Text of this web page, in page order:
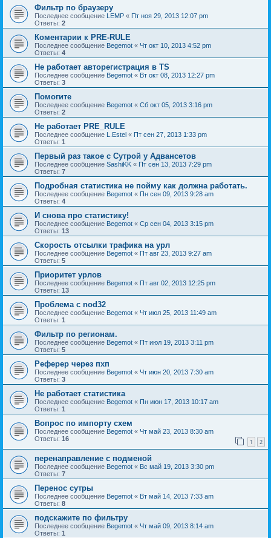
Фильтр по браузеру
Последнее сообщение LEMP « Пт ноя 29, 2013 12:07 pm
Ответы: 2
Коментарии к PRE-RULE
Последнее сообщение Begemot « Чт окт 10, 2013 4:52 pm
Ответы: 4
Не работает авторегистрация в TS
Последнее сообщение Begemot « Вт окт 08, 2013 12:27 pm
Ответы: 3
Помогите
Последнее сообщение Begemot « Сб окт 05, 2013 3:16 pm
Ответы: 2
Не работает PRE_RULE
Последнее сообщение L.Estel « Пт сен 27, 2013 1:33 pm
Ответы: 1
Первый раз такое с Сутрой у Адвансетов
Последнее сообщение SashiKK « Пт сен 13, 2013 7:29 pm
Ответы: 7
Подробная статистика не пойму как должна работать.
Последнее сообщение Begemot « Пн сен 09, 2013 9:28 am
Ответы: 4
И снова про статистику!
Последнее сообщение Begemot « Ср сен 04, 2013 3:15 pm
Ответы: 13
Cкорость отсылки трафика на урл
Последнее сообщение Begemot « Пт авг 23, 2013 9:27 am
Ответы: 5
Приоритет урлов
Последнее сообщение Begemot « Пт авг 02, 2013 12:25 pm
Ответы: 13
Проблема с nod32
Последнее сообщение Begemot « Чт июл 25, 2013 11:49 am
Ответы: 1
Фильтр по регионам.
Последнее сообщение Begemot « Пт июл 19, 2013 3:11 pm
Ответы: 5
Реферер через пхп
Последнее сообщение Begemot « Чт июн 20, 2013 7:30 am
Ответы: 3
Не работает статистика
Последнее сообщение Begemot « Пн июн 17, 2013 10:17 am
Ответы: 1
Вопрос по импорту схем
Последнее сообщение Begemot « Чт май 23, 2013 8:30 am
Ответы: 16 1 2
перенаправление с подменой
Последнее сообщение Begemot « Вс май 19, 2013 3:30 pm
Ответы: 7
Перенос сутры
Последнее сообщение Begemot « Вт май 14, 2013 7:33 am
Ответы: 8
подскажите по фильтру
Последнее сообщение Begemot « Чт май 09, 2013 8:14 am
Ответы: 1